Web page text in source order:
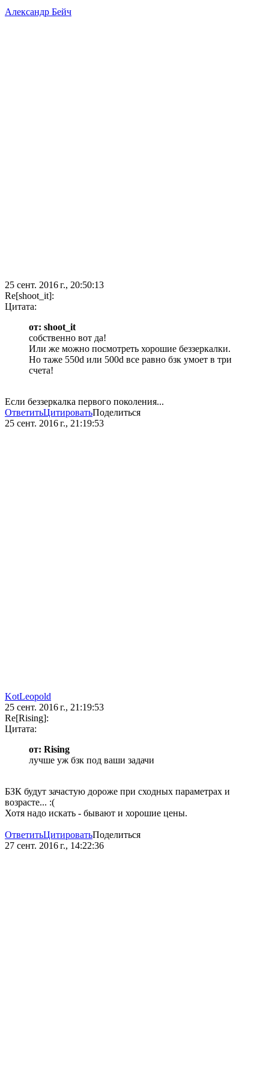
Александр Бейч
25 сент. 2016 г., 20:50:13
Re[shoot_it]:
Цитата:
от: shoot_it
собственно вот да!
Или же можно посмотреть хорошие беззеркалки.
Но таже 550d или 500d все равно бзк умоет в три
счета!
Если беззеркалка первого поколения...
ОтветитьЦитироватьПоделиться
25 сент. 2016 г., 21:19:53
KotLeopold
25 сент. 2016 г., 21:19:53
Re[Rising]:
Цитата:
от: Rising
лучше уж бзк под ваши задачи
БЗК будут зачастую дороже при сходных параметрах и
возрасте... :(
Хотя надо искать - бывают и хорошие цены.
ОтветитьЦитироватьПоделиться
27 сент. 2016 г., 14:22:36